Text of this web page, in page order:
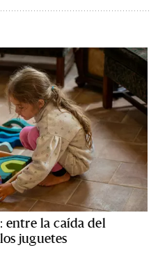
entre la caída del
juguetes